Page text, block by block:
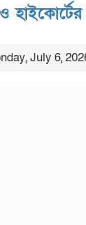
হাইকোর্টের
July 6,